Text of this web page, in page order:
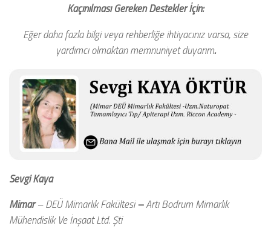
Kaçınılması Gereken Destekler İçin:
Eğer daha fazla bilgi veya rehberliğe ihtiyacınız varsa, size
yardımcı olmaktan memnuniyet duyarım.
Sevgi Kaya
Mimar– DEÜ Mimarlık Fakültesi–Artı Bodrum Mimarlık
Mühendislik Ve İnşaat Ltd. Şti